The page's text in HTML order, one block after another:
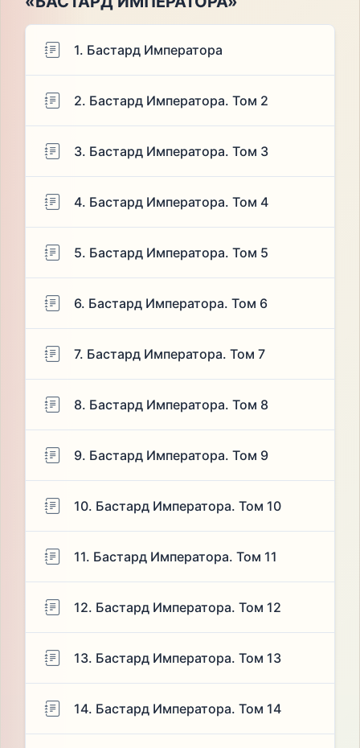
1. Бастард Императора
2. Бастард Императора. Том 2
3. Бастард Императора. Том 3
4. Бастард Императора. Том 4
5. Бастард Императора. Том 5
6. Бастард Императора. Том 6
7. Бастард Императора. Том 7
8. Бастард Императора. Том 8
9. Бастард Императора. Том 9
10. Бастард Императора. Том 10
11. Бастард Императора. Том 11
12. Бастард Императора. Том 12
13. Бастард Императора. Том 13
14. Бастард Императора. Том 14